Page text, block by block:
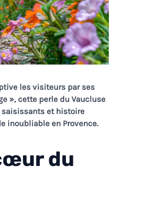
les visiteurs par ses
», cette perle du Vaucluse
saisissants et histoire
inoubliable en Provence.
du